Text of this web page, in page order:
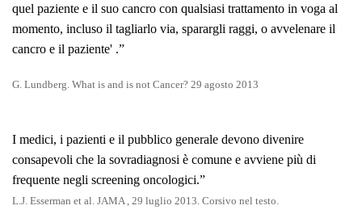
quel paziente e il suo cancro con qualsiasi trattamento in voga al
momento, incluso il tagliarlo via, sparargli raggi, o avvelenare il
cancro e il paziente' .”
G. Lundberg. What is and is not Cancer? 29 agosto 2013
I medici, i pazienti e il pubblico generale devono divenire
consapevoli che la sovradiagnosi è comune e avviene più di
frequente negli screening oncologici.”
L.J. Esserman et al. JAMA , 29 luglio 2013. Corsivo nel testo.